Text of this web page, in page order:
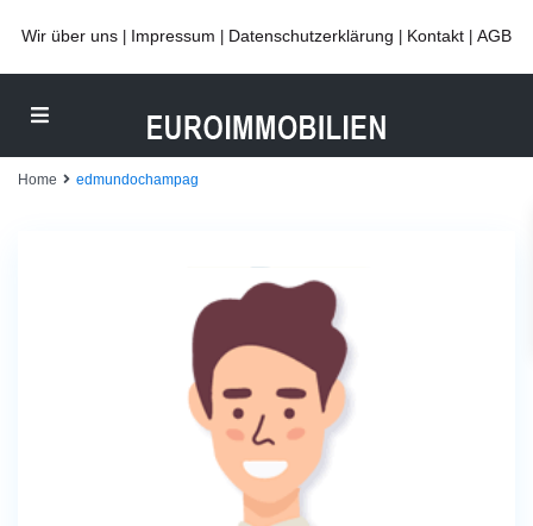
Wir über uns Impressum Datenschutzerklärung Kontakt AGB
Home edmundochampag